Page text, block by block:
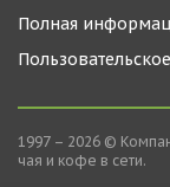
Полная
1997 – 2026 ©
чая и кофе в сети.